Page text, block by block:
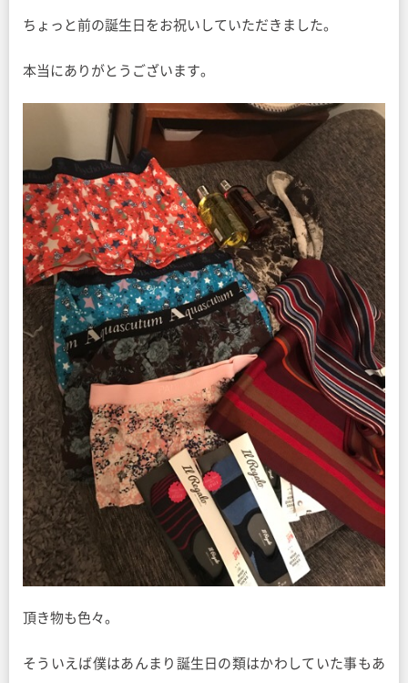
ちょっと前の誕生日をお祝いしていただきました。
本当にありがとうございます。
頂き物も色々。
そういえば僕はあんまり誕生日の類はかわしていた事もあ